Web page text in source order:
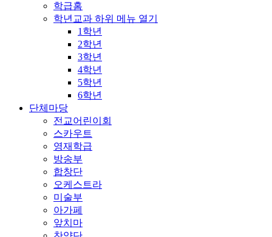
학급홈
학년교과 하위 메뉴 열기
1학년
2학년
3학년
4학년
5학년
6학년
단체마당
전교어린이회
스카우트
영재학급
방송부
합창단
오케스트라
미술부
아가페
앞치마